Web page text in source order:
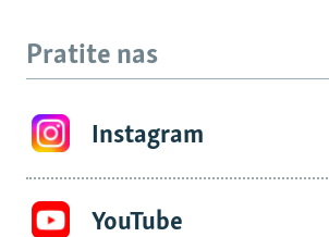
Pratite nas
Instagram
YouTube